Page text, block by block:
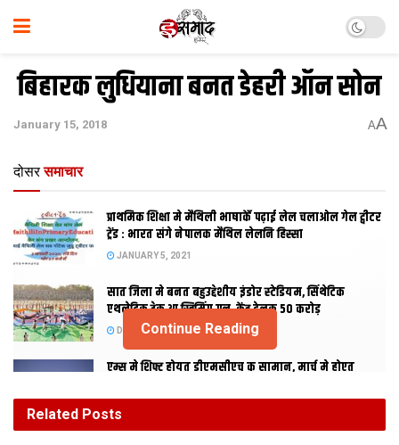
बिहारक लुधियाना बनत डेहरी ऑन सोन
January 15, 2018 AA
दोसर समाचार
प्राथमिक शि‍क्षा मे मैथि‍ली भाषाकेँ पढ़ाई लेल चलाओल गेल ट्वीटर
ट्रेंड : भारत संगे नेपालक मैथिल लेलनि हिस्सा
JANUARY 5, 2021
सात जिला मे बनत बहुउद्देशीय इंडोर स्‍टेडि‍यम, सिंथेटिक
एथलेटिक ट्रेक आ स्विमिंग पुल, केंद्र देलक 50 करोड़
DECEMBER 26, 2020
एम्स मे शिफ्ट होयत डीएमसीएच क सामान, मार्च मे होएत
Continue Reading
Related Posts